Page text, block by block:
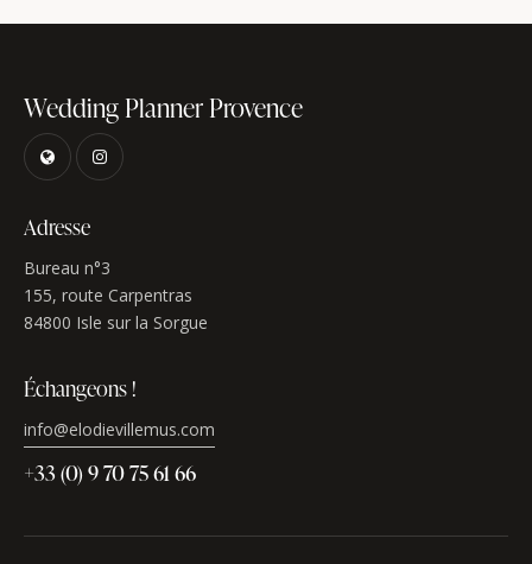
Wedding Planner Provence
Adresse
Bureau n°3
155, route Carpentras
84800 Isle sur la Sorgue
Échangeons !
info@elodievillemus.com
+33 (0) 9 70 75 61 66